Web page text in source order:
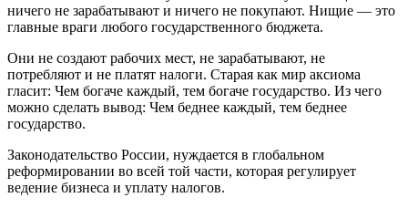
ничего не зарабатывают и ничего не покупают. Нищие — это
главные враги любого государственного бюджета.
Они не создают рабочих мест, не зарабатывают, не
потребляют и не платят налоги. Старая как мир аксиома
гласит: Чем богаче каждый, тем богаче государство. Из чего
можно сделать вывод: Чем беднее каждый, тем беднее
государство.
Законодательство России, нуждается в глобальном
реформировании во всей той части, которая регулирует
ведение бизнеса и уплату налогов.